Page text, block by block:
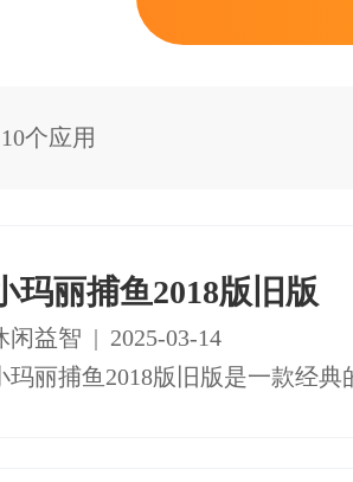
10个应用
玛丽捕鱼2018版旧版
闲益智 | 2025-03-14